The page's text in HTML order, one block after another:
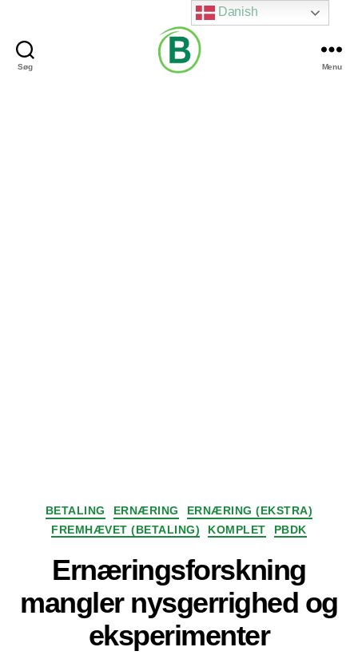
Søg Menu
Kategorier
BETALING ERNÆRING
ERNÆRING (EKSTRA)
FREMHÆVET (BETALING)
KOMPLET PBDK
Ernæringsforskning
mangler nysgerrighed og
eksperimenter
Danish